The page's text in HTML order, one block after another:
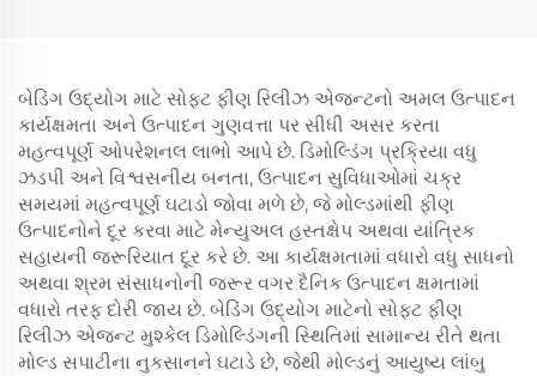
બેડિંગ ઉદ્યોગ માટે સોફ્ટ ફીણ રિલીઝ એજન્ટનો અમલ ઉત્પાદન
કાર્યક્ષમતા અને ઉત્પાદન ગુણવત્તા પર સીધી અસર કરતા
મહત્વપૂર્ણ ઓપરેશનલ લાભો આપે છે. ડિમોલ્ડિંગ પ્રક્રિયા વધુ
ઝડપી અને વિશ્વસનીય બનતા, ઉત્પાદન સુવિધાઓમાં ચક્ર
સમયમાં મહત્વપૂર્ણ ઘટાડો જોવા મળે છે, જે મોલ્ડમાંથી ફીણ
ઉત્પાદનોને દૂર કરવા માટે મેન્યુઅલ હસ્તક્ષેપ અથવા યાંત્રિક
સહાયની જરૂરિયાત દૂર કરે છે. આ કાર્યક્ષમતામાં વધારો વધુ સાધનો
અથવા શ્રમ સંસાધનોની જરૂર વગર દૈનિક ઉત્પાદન ક્ષમતામાં
વધારો તરફ દોરી જાય છે. બેડિંગ ઉદ્યોગ માટેનો સોફ્ટ ફીણ
રિલીઝ એજન્ટ મુશ્કેલ ડિમોલ્ડિંગની સ્થિતિમાં સામાન્ય રીતે થતા
મોલ્ડ સપાટીના નુકસાનને ઘટાડે છે, જેથી મોલ્ડનું આયુષ્ય લાંબુ